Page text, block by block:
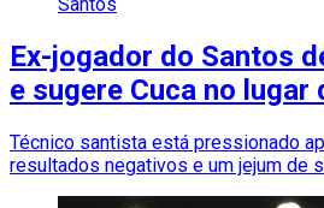
Ex-jogador do Santos
e sugere Cuca no lugar
Técnico santista está pressionado
resultados negativos e um jejum de